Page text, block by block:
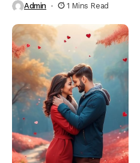
Admin 1 Mins Read